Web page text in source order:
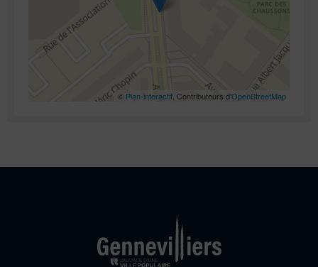
© Plan-interactif, Contributeurs d'OpenStreetMap